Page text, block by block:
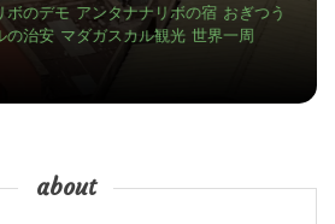
アンタナナリボの宿 おぎつう
ダガスカル観光 世界一周
about